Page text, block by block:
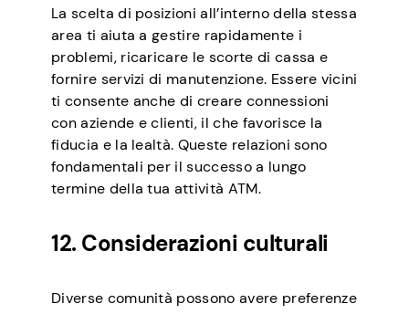
La scelta di posizioni all’interno della stessa
area ti aiuta a gestire rapidamente i
problemi, ricaricare le scorte di cassa e
fornire servizi di manutenzione. Essere vicini
ti consente anche di creare connessioni
con aziende e clienti, il che favorisce la
fiducia e la lealtà. Queste relazioni sono
fondamentali per il successo a lungo
termine della tua attività ATM.
12. Considerazioni culturali
Diverse comunità possono avere preferenze